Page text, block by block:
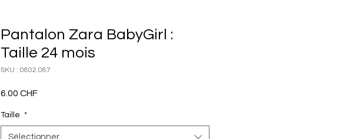
Pantalon Zara BabyGirl :
Taille 24 mois
SKU : 0802.087
6.00 CHFPrix
Taille *
Sélectionner